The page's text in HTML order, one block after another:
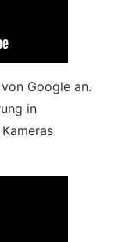
Google an.
in